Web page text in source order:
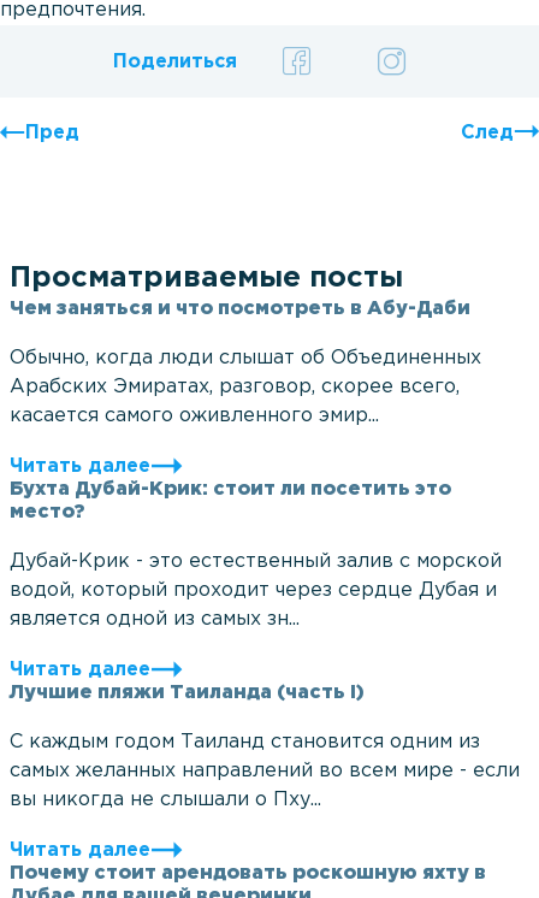
предпочтения.
Поделиться
Пред След
Просматриваемые посты
Чем заняться и что посмотреть в Абу-Даби
Обычно, когда люди слышат об Объединенных
Арабских Эмиратах, разговор, скорее всего,
касается самого оживленного эмир...
Читать далее
Бухта Дубай-Крик: стоит ли посетить это
место?
Дубай-Крик - это естественный залив с морской
водой, который проходит через сердце Дубая и
является одной из самых зн...
Читать далее
Лучшие пляжи Таиланда (часть I)
С каждым годом Таиланд становится одним из
самых желанных направлений во всем мире - если
вы никогда не слышали о Пху...
Читать далее
Почему стоит арендовать роскошную яхту в